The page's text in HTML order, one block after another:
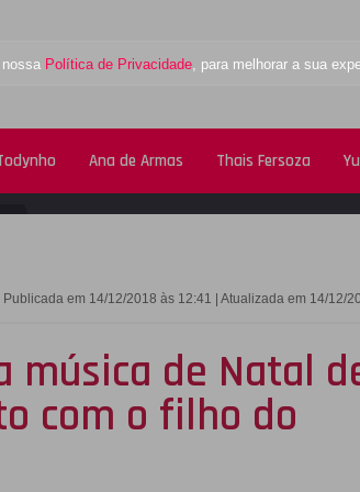
Política de Privacidade, para melhorar a sua
Ana de Armas Thais Fersoza
Publicada em 14/12/2018 às 12:41 | Atualizada em 14/12/
música de Natal
com o filho do